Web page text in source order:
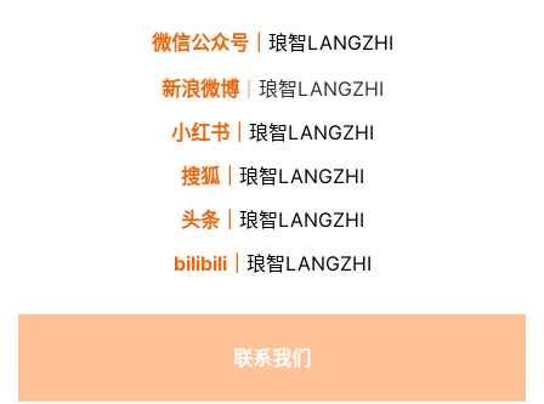
微信公众号｜ 琅智LANGZHI
新浪微博｜ 琅智LANGZHI
小红书｜ 琅智LANGZHI
搜狐｜ 琅智LANGZHI
头条｜ 琅智LANGZHI
bilibili｜ 琅智LANGZHI
联系我们